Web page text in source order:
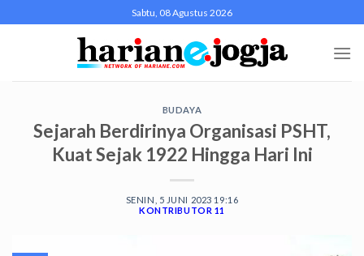
to
Sabtu, 08 Agustus 2026
BUDAYA
Sejarah Berdirinya Organisasi PSHT,
Kuat Sejak 1922 Hingga Hari Ini
SENIN, 5 JUNI 2023 19:16
KONTRIBUTOR 11